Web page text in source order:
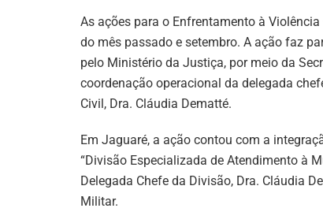
As ações para o Enfrentamento à
do mês passado e setembro. A ação faz
pelo Ministério da Justiça, por meio da
coordenação operacional da delegada
Civil, Dra. Cláudia Dematté.
Em Jaguaré, a ação contou com a
“Divisão Especializada de Atendimento à
Delegada Chefe da Divisão, Dra. Cláudia
Militar.